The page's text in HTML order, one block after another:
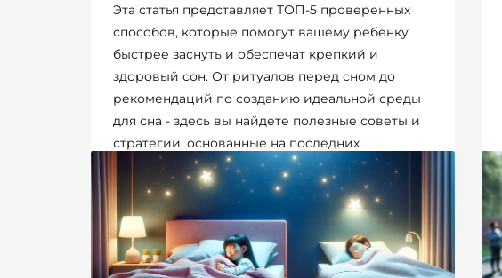
Эта статья представляет ТОП-5 проверенных
способов, которые помогут вашему ребенку
быстрее заснуть и обеспечат крепкий и
здоровый сон. От ритуалов перед сном до
рекомендаций по созданию идеальной среды
для сна - здесь вы найдете полезные советы и
стратегии, основанные на последних
исследованиях в области детского сна.
ОПУБЛИКОВАНО В